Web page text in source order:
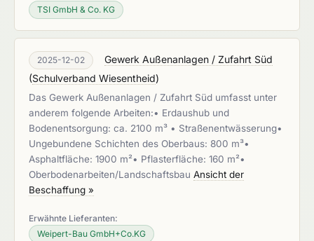
TSI GmbH & Co. KG
2025-12-02
Gewerk Außenanlagen / Zufahrt Süd
(Schulverband Wiesentheid)
Das Gewerk Außenanlagen / Zufahrt Süd umfasst unter
anderem folgende Arbeiten:• Erdaushub und
Bodenentsorgung: ca. 2100 m³ • Straßenentwässerung•
Ungebundene Schichten des Oberbaus: 800 m³•
Asphaltfläche: 1900 m²• Pflasterfläche: 160 m²•
Oberbodenarbeiten/Landschaftsbau Ansicht der
Beschaffung »
Erwähnte Lieferanten:
Weipert-Bau GmbH+Co.KG